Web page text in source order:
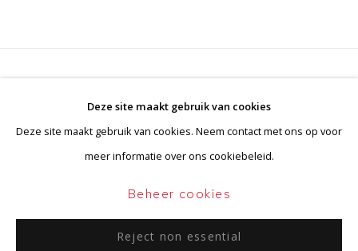
Algemene voorwaarden
Copyright © 2026 BorzoGallery
Site door Artlogic
Deze site maakt gebruik van cookies
Deze site maakt gebruik van cookies. Neem contact met ons op voor
meer informatie over ons cookiebeleid.
Beheer cookies
Reject non essential